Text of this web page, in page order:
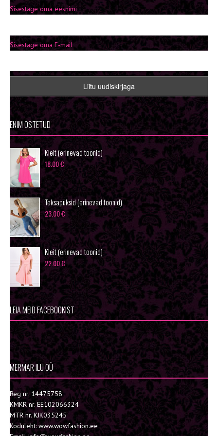
Sisestage oma eesnimi
Sisestage oma E-mail
ENIM OSTETUD
Kleit (erinevad toonid)
18.00€
Teksapüksid (erinevad toonid)
23.00€
Kleit (erinevad toonid)
22.00€
LEIA MEID FACEBOOKIST
Wowfashion
MERMAR ILU OÜ
Reg nr. 14475758
KMKR nr. EE102066324
MTR nr. KJK035245
Koduleht: www.wowfashion.ee